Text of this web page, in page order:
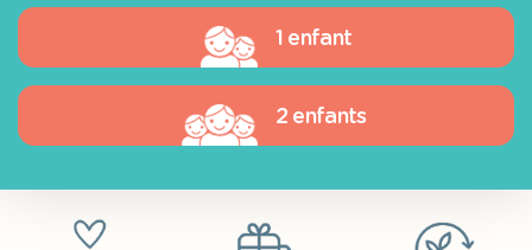
1 enfant
2 enfants